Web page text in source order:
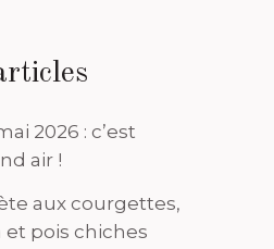
2026 : c’est
air !
aux courgettes,
pois chiches